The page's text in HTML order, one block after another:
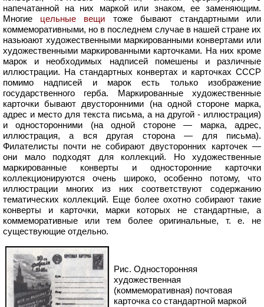
напечатанной на них маркой или знаком, ее заменяющим.
Многие цельные вещи тоже бывают стандартными или
коммеморативными, но в последнем случае в нашей стране их
назьюают художественными маркированными конвертами или
художественными маркированными карточками. На них кроме
марок и необходимых надписей помешены и различные
иллюстрации. На стандартных конвертах и карточках СССР
помимо надписей и марок есть только изображение
государственного герба. Маркированные художественные
карточки бывают двусторонними (на одной стороне марка,
адрес и место для текста письма, а на другой - иллюстрация)
и односторонними (на одной стороне — марка, адрес,
иллюстрация, а вся другая сторона — для письма).
Филателисты почти не собирают двусторонних карточек —
они мало подходят для коллекций. Но художественные
маркированные конверты и односторонние карточки
коллекционируются очень широко, особенно потому, что
иллюстрации многих из них соответствуют содержанию
тематических коллекций. Еще более охотно собирают такие
конверты и карточки, марки которых не стандартные, а
коммеморативные или тем более оригинальные, т. е. не
существующие отдельно.
Рис. Односторонняя
художественная
(коммеморативная) почтовая
карточка со стандартной маркой